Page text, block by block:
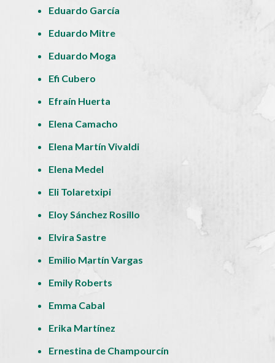
Eduardo García
Eduardo Mitre
Eduardo Moga
Efi Cubero
Efraín Huerta
Elena Camacho
Elena Martín Vivaldi
Elena Medel
Eli Tolaretxipi
Eloy Sánchez Rosillo
Elvira Sastre
Emilio Martín Vargas
Emily Roberts
Emma Cabal
Erika Martínez
Ernestina de Champourcín